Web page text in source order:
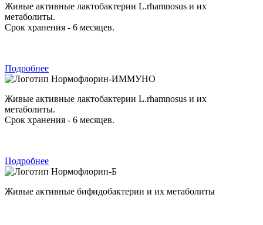
Живые активные лактобактерии L.rhamnosus и их
метаболиты.
Срок хранения - 6 месяцев.
Подробнее
Нормофлорин-ИММУНО
Живые активные лактобактерии L.rhamnosus и их
метаболиты.
Срок хранения - 6 месяцев.
Подробнее
Нормофлорин-Б
Живые активные бифидобактерии и их метаболиты